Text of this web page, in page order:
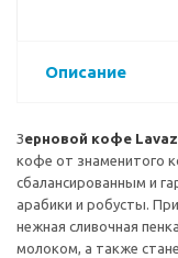
Описание
Зерновой кофе
кофе от знаменитого
сбалансированным и
арабики и робусты.
нежная сливочная
молоком, а также